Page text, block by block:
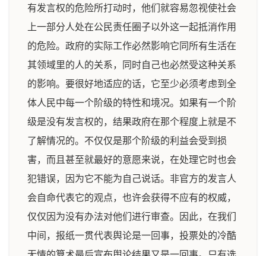
有发言权的危险所打动时，他们就容易忽视使社会
上一部分人处在公民责任圈子以外这一起抵消作用
的危险。政府的实际工作必然影响它同所有生活在
其领域里的人的关系，同时自己也必然受这种关系
的影响。要很好地适应的话，它至少必须考虑到全
体人民中每一个阶级的特性和境况。如果有一个阶
级是没有发言权的，结果政府在那个程度上就是不
了解情况的。不仅仅是那个阶级的利益会受到损
害，而且甚至就最好的意愿来说，在处理它时也会
犯错误，因为它不能为自己说话。非官方的发言人
会自命代表它的观点，也许会获得不应有的权威，
仅仅因为没有办法对他们进行审查。因此，在我们
中间，报纸一贯代表舆论是一回事，投票处的冷酷